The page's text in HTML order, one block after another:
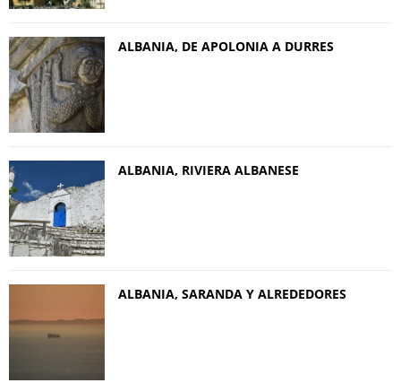
ALBANIA, DE APOLONIA A DURRES
ALBANIA, RIVIERA ALBANESE
ALBANIA, SARANDA Y ALREDEDORES